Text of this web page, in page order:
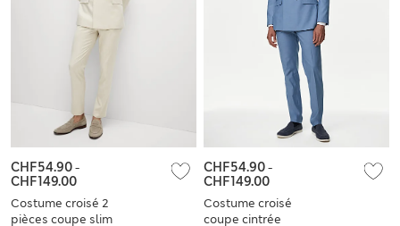
Costume croisé 2
pièces coupe slim
CHF54.90-
CHF149.00
Costume croisé
coupe cintrée
CHF54.90-
CHF149.00